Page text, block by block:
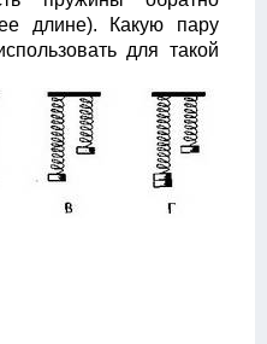
длине). Какую пару
для такой